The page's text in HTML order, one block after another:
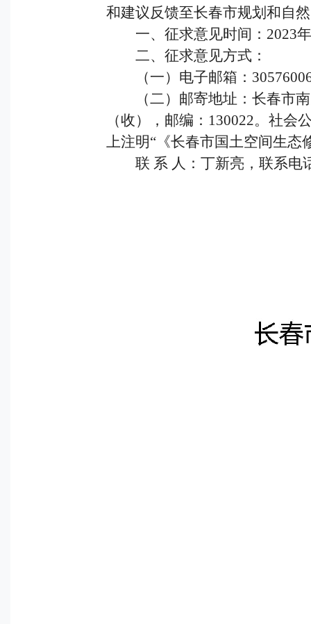
和建议反馈至长春市规划和自
一、征求意见时间：2023年
二、征求意见方式：
（一）电子邮箱：
（二）邮寄地址：长春市南
（收），邮编：130022。社
上注明“《长春市国土空间生态
联 系 人：丁新亮，联系电